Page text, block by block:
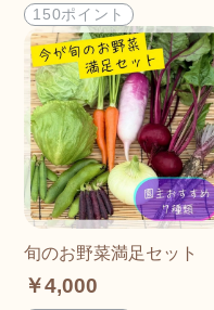
150ポイント
旬のお野菜満足セット
￥4,000